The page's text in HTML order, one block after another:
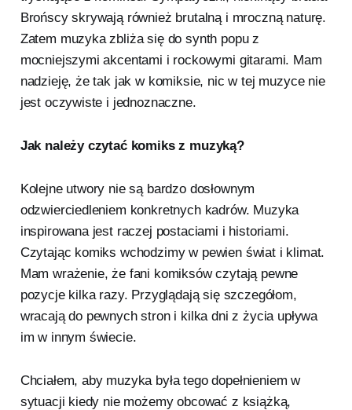
Brońscy skrywają również brutalną i mroczną naturę.
Zatem muzyka zbliża się do synth popu z
mocniejszymi akcentami i rockowymi gitarami. Mam
nadzieję, że tak jak w komiksie, nic w tej muzyce nie
jest oczywiste i jednoznaczne.
Jak należy czytać komiks z muzyką?
Kolejne utwory nie są bardzo dosłownym
odzwierciedleniem konkretnych kadrów. Muzyka
inspirowana jest raczej postaciami i historiami.
Czytając komiks wchodzimy w pewien świat i klimat.
Mam wrażenie, że fani komiksów czytają pewne
pozycje kilka razy. Przyglądają się szczegółom,
wracają do pewnych stron i kilka dni z życia upływa
im w innym świecie.
Chciałem, aby muzyka była tego dopełnieniem w
sytuacji kiedy nie możemy obcować z książką,